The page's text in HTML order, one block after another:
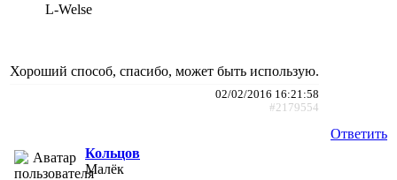
L-Welse
Хороший способ, спасибо, может быть использую.
02/02/2016 16:21:58
#2179554
Ответить
Кольцов
Малёк